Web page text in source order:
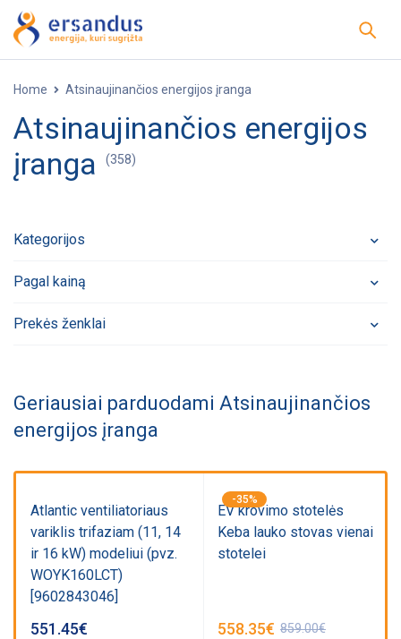
Home Atsinaujinančios energijos įranga
Atsinaujinančios energijos
įranga
(358)
Kategorijos
Pagal kainą
Prekės ženklai
Geriausiai parduodami Atsinaujinančios
energijos įranga
Atlantic ventiliatoriaus
variklis trifaziam (11, 14
ir 16 kW) modeliui (pvz.
WOYK160LCT)
[9602843046]
551.45€
-35%
EV krovimo stotelės
Keba lauko stovas vienai
stotelei
859.00€
558.35€